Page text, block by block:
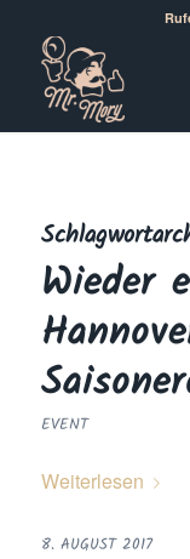
Wieder
EVENT
Weiterlesen
8. AUGUST 2017